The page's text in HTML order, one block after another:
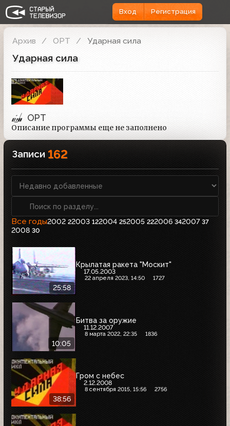
Вход Регистрация
Архив ОРТ Ударная сила
Ударная сила
ОРТ
Описание программы еще не заполнено
Записи 162
Все годы2002 22003 122004 252005 222006 342007 37
2008 30
25:58
Крылатая ракета "Москит"
17.05.2003
22 апреля 2023, 14:50 1727
10:05
Битва за оружие
11.12.2007
8 марта 2022, 22:35 1836
38:56
Гром с небес
2.12.2008
8 сентября 2015, 15:56 2756